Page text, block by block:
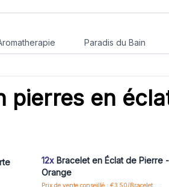
Paradis du Bain
pierres en
12x Bracelet en Éclat de Pierre
Orange
Prix de vente conseillé : €3.50/Bracelet